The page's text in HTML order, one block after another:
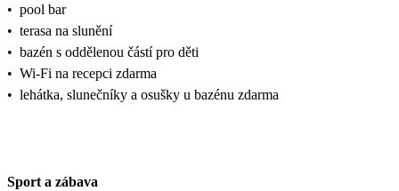
• pool bar
• terasa na slunění
• bazén s oddělenou částí pro děti
• Wi-Fi na recepci zdarma
• lehátka, slunečníky a osušky u bazénu zdarma
Sport a zábava